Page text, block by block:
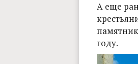
А еще
году.